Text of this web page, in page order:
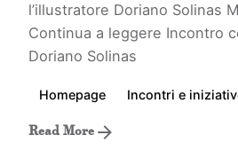
l’illustratore Doriano Solinas
Continua a leggere Incontro
Doriano Solinas
Homepage Incontri e
Read More